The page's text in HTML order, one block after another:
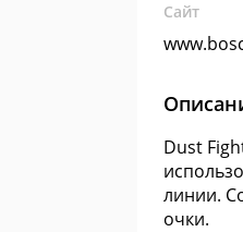
Сайт
Dust
линии.
очки.